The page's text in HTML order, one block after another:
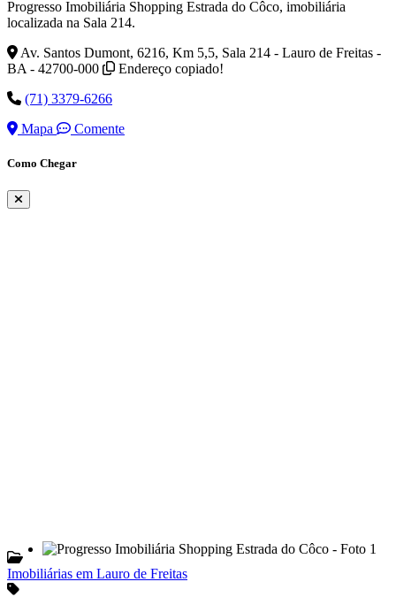
Progresso Imobiliária Shopping Estrada do Côco, imobiliária
localizada na Sala 214.
Av. Santos Dumont, 6216, Km 5,5, Sala 214 - Lauro de Freitas -
BA - 42700-000
Endereço copiado!
(71) 3379-6266
Mapa
Comente
Como Chegar
Imobiliárias em Lauro de Freitas